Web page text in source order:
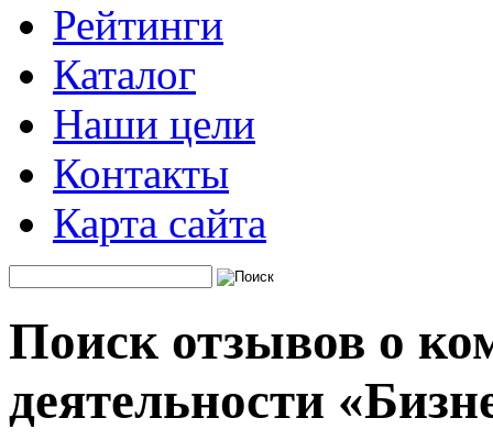
Рейтинги
Каталог
Наши цели
Контакты
Карта сайта
Поиск отзывов о
деятельности